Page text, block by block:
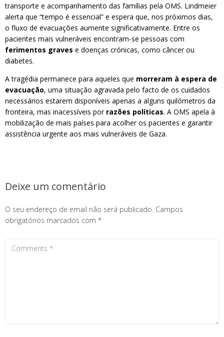
transporte e acompanhamento das famílias pela OMS. Lindmeier
alerta que “tempo é essencial” e espera que, nos próximos dias,
o fluxo de evacuações aumente significativamente. Entre os
pacientes mais vulneráveis encontram-se pessoas com
ferimentos graves e doenças crónicas, como câncer ou
diabetes.
A tragédia permanece para aqueles que morreram à espera de
evacuação, uma situação agravada pelo facto de os cuidados
necessários estarem disponíveis apenas a alguns quilómetros da
fronteira, mas inacessíveis por razões políticas. A OMS apela à
mobilização de mais países para acolher os pacientes e garantir
assistência urgente aos mais vulneráveis de Gaza.
Deixe um comentário
O seu endereço de email não será publicado. Campos
obrigatórios marcados com *